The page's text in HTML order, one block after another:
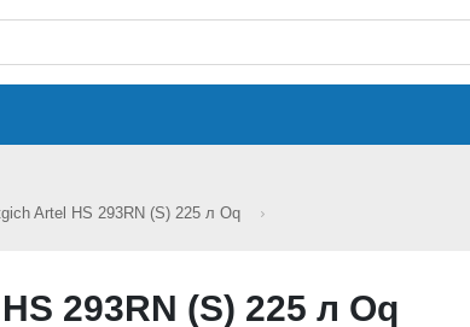
Artel HS 293RN (S) 225 л Oq
293RN (S) 225 л Oq